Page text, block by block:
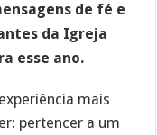
de fé e
da Igreja
esse ano.
mais
pertencer a um